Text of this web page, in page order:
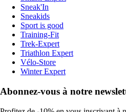
Sneak'In
Sneakids
Sport is good
Training-Fit
Trek-Expert
Triathlon Expert
Vélo-Store
Winter Expert
Abonnez-vous à notre